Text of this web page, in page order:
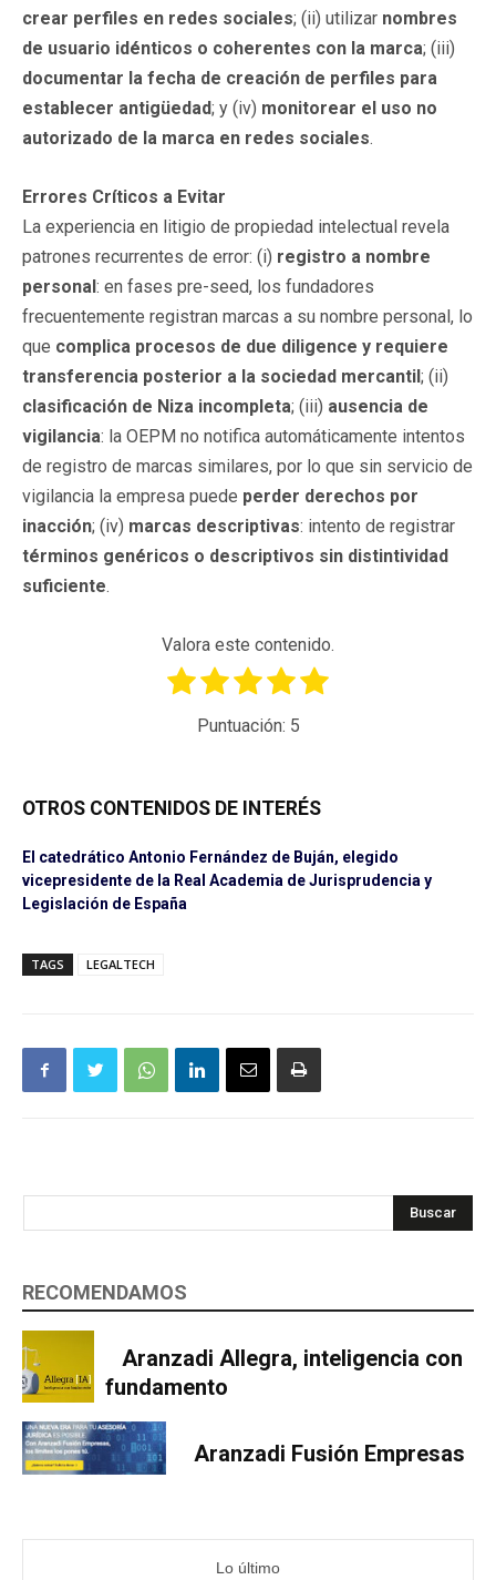
crear perfiles en redes sociales; (ii) utilizar nombres
de usuario idénticos o coherentes con la marca; (iii)
documentar la fecha de creación de perfiles para
establecer antigüedad; y (iv) monitorear el uso no
autorizado de la marca en redes sociales.
Errores Críticos a Evitar
La experiencia en litigio de propiedad intelectual revela
patrones recurrentes de error: (i) registro a nombre
personal: en fases pre-seed, los fundadores
frecuentemente registran marcas a su nombre personal, lo
que complica procesos de due diligence y requiere
transferencia posterior a la sociedad mercantil; (ii)
clasificación de Niza incompleta; (iii) ausencia de
vigilancia: la OEPM no notifica automáticamente intentos
de registro de marcas similares, por lo que sin servicio de
vigilancia la empresa puede perder derechos por
inacción; (iv) marcas descriptivas: intento de registrar
términos genéricos o descriptivos sin distintividad
suficiente.
Valora este contenido.
Puntuación: 5
OTROS CONTENIDOS DE INTERÉS
El catedrático Antonio Fernández de Buján, elegido
vicepresidente de la Real Academia de Jurisprudencia y
Legislación de España
TAGS LEGALTECH
Buscar
RECOMENDAMOS
Aranzadi Allegra, inteligencia con
fundamento
Aranzadi Fusión Empresas
Lo último